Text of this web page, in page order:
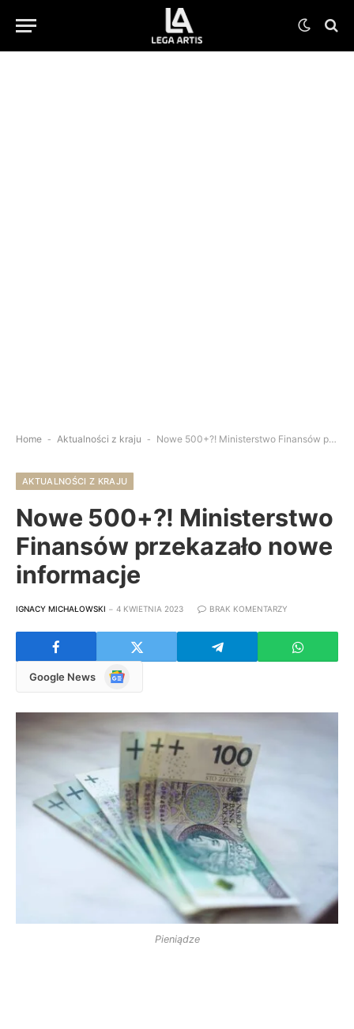
Home - Aktualności z kraju - Nowe 500+?! Ministerstwo Finansów przekazało nowe informacje
AKTUALNOŚCI Z KRAJU
Nowe 500+?! Ministerstwo
Finansów przekazało nowe
informacje
IGNACY MICHAŁOWSKI 4 KWIETNIA 2023 BRAK KOMENTARZY
Google News
Google
Pieniądze